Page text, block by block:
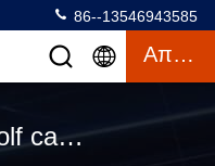
86--13546943585
Απόσπασμα
Κλειδιά [ off road golf carts for hunting ] Συμφωνία 35 προϊόντα